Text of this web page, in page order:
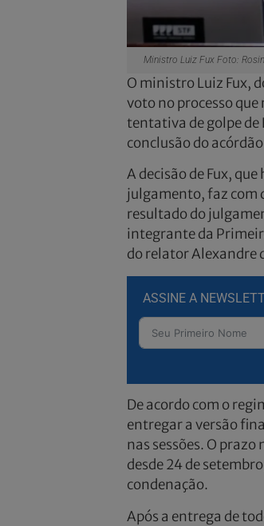
Ministro Luiz Fux Foto:
O ministro Luiz Fux,
voto no processo
tentativa de golpe
conclusão do
A decisão de Fux,
julgamento, faz com
resultado do
integrante da
do relator Alexandre
ASSINE A
De acordo com o
entregar a versão
nas sessões. O
desde 24 de
condenação.
Após a entrega de